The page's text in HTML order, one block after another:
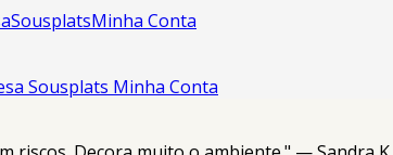
SousplatsMinha Conta
Sousplats Minha Conta